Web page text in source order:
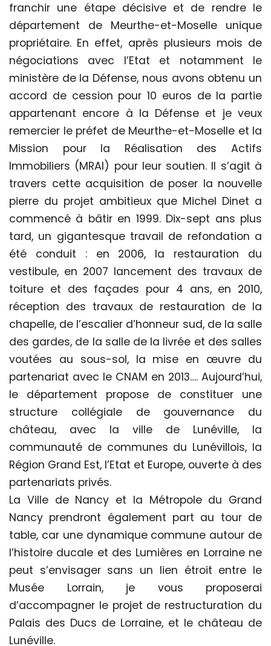
franchir une étape décisive et de rendre le
département de Meurthe-et-Moselle unique
propriétaire. En effet, après plusieurs mois de
négociations avec l’Etat et notamment le
ministère de la Défense, nous avons obtenu un
accord de cession pour 10 euros de la partie
appartenant encore à la Défense et je veux
remercier le préfet de Meurthe-et-Moselle et la
Mission pour la Réalisation des Actifs
Immobiliers (MRAI) pour leur soutien. Il s’agit à
travers cette acquisition de poser la nouvelle
pierre du projet ambitieux que Michel Dinet a
commencé à bâtir en 1999. Dix-sept ans plus
tard, un gigantesque travail de refondation a
été conduit : en 2006, la restauration du
vestibule, en 2007 lancement des travaux de
toiture et des façades pour 4 ans, en 2010,
réception des travaux de restauration de la
chapelle, de l’escalier d’honneur sud, de la salle
des gardes, de la salle de la livrée et des salles
voutées au sous-sol, la mise en œuvre du
partenariat avec le CNAM en 2013…. Aujourd’hui,
le département propose de constituer une
structure collégiale de gouvernance du
château, avec la ville de Lunéville, la
communauté de communes du Lunévillois, la
Région Grand Est, l’Etat et Europe, ouverte à des
partenariats privés.
La Ville de Nancy et la Métropole du Grand
Nancy prendront également part au tour de
table, car une dynamique commune autour de
l’histoire ducale et des Lumières en Lorraine ne
peut s’envisager sans un lien étroit entre le
Musée Lorrain, je vous proposerai
d’accompagner le projet de restructuration du
Palais des Ducs de Lorraine, et le château de
Lunéville.